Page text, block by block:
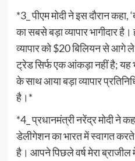
*3_ पीएम मोदी ने इस दौरान
का सबसे बड़ा व्यापार भागीदार है।
व्यापार को $20 बिलियन से आगे ले
ट्रेड सिर्फ एक आंकड़ा नहीं है; यह
के साथ आया बड़ा व्यापार
है।*
*4_ प्रधानमंत्री नरेंद्र मोदी ने
डेलीगेशन का भारत में स्वागत करते
है। आपने पिछले वर्ष मेरा ब्राजील